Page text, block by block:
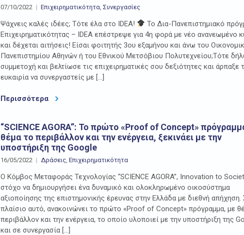
07/10/2022 Επιχειρηματικότητα Συνεργασίες
Ψάχνεις καλές ιδέες; Τότε έλα στο IDEA!
Το Δια-Πανεπιστημιακό
Επιχειρηματικότητας – IDEA επέστρεψε για 4η φορά με νέο ανανεωμένο
και δέχεται αιτήσεις! Είσαι φοιτητής 3ου εξαμήνου και άνω του
Πανεπιστημίου Αθηνών ή του Εθνικού Μετσόβιου Πολυτεχνείου;Τότε
συμμετοχή και βελτίωσε τις επιχειρηματικές σου δεξιότητες και άρπαξε
ευκαιρία να συνεργαστείς με […]
Περισσότερα
“SCIENCE AGORA”: Το πρώτο «Proof of Concept»
θέμα το περιβάλλον και την ενέργεια, ξεκινάει με την
υποστήριξη της Google
16/05/2022 Δράσεις Επιχειρηματικότητα
Ο Κόμβος Μεταφοράς Τεχνολογίας “SCIENCE AGORA”, Innovation to
στόχο να δημιουργήσει ένα δυναμικό και ολοκληρωμένο οικοσύστημα
αξιοποίησης της επιστημονικής έρευνας στην Ελλάδα με διεθνή απήχηση.
πλαίσιο αυτό, ανακοινώνει το πρώτο «Proof of Concept» πρόγραμμα, με
περιβάλλον και την ενέργεια, το οποίο υλοποιεί με την υποστήριξη της
και σε συνεργασία […]